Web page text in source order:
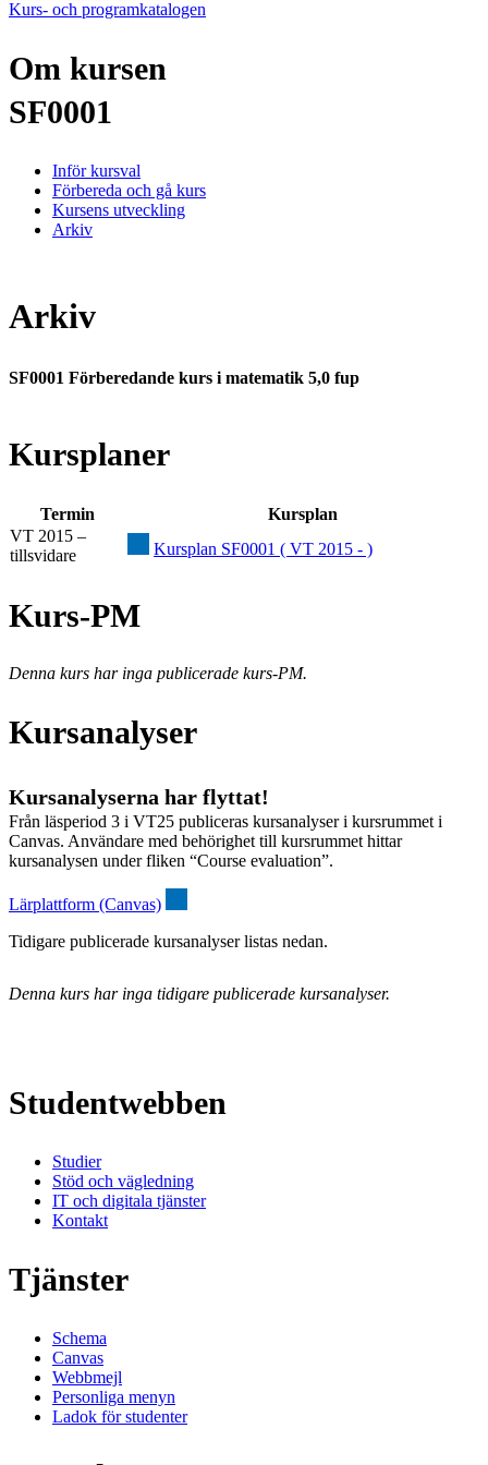
Kurs- och programkatalogen
Om kursen
SF0001
Inför kursval
Förbereda och gå kurs
Kursens utveckling
Arkiv
Arkiv
SF0001 Förberedande kurs i matematik 5,0 fup
Kursplaner
Termin
Kursplan
VT 2015 –
tillsvidare
Kursplan SF0001 ( VT 2015 - )
Kurs-PM
Denna kurs har inga publicerade kurs-PM.
Kursanalyser
Kursanalyserna har flyttat!
Från läsperiod 3 i VT25 publiceras kursanalyser i kursrummet i
Canvas. Användare med behörighet till kursrummet hittar
kursanalysen under fliken “Course evaluation”.
Lärplattform (Canvas)
Tidigare publicerade kursanalyser listas nedan.
Denna kurs har inga tidigare publicerade kursanalyser.
Studentwebben
Studier
Stöd och vägledning
IT och digitala tjänster
Kontakt
Tjänster
Schema
Canvas
Webbmejl
Personliga menyn
Ladok för studenter